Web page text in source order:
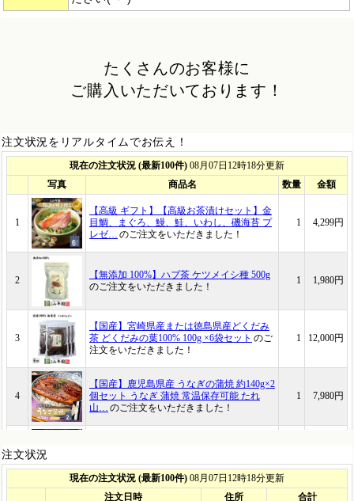
たくさんのお客様に
ご購入いただいております！
注文状況をリアルタイムでお伝え！
注文状況